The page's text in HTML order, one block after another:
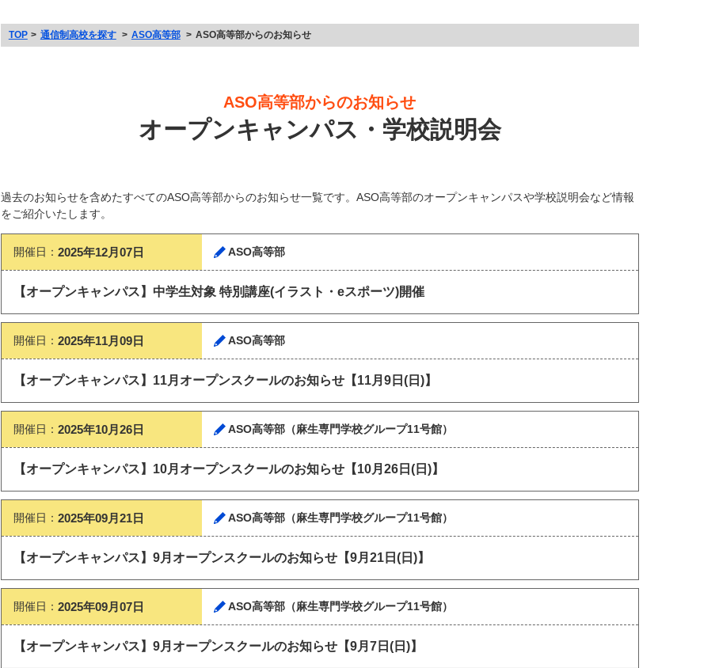
TOP 通信制高校を探す ASO高等部 ASO高等部からのお知らせ
ASO高等部からのお知らせ
オープンキャンパス・学校説明会
過去のお知らせを含めたすべてのASO高等部からのお知らせ一覧です。ASO高等部のオープンキャンパスや学校説明会など情報
をご紹介いたします。
開催日： 2025年12月07日 ASO高等部
【オープンキャンパス】中学生対象 特別講座(イラスト・eスポーツ)開催
開催日： 2025年11月09日 ASO高等部
【オープンキャンパス】11月オープンスクールのお知らせ【11月9日(日)】
開催日： 2025年10月26日 ASO高等部（麻生専門学校グループ11号館）
【オープンキャンパス】10月オープンスクールのお知らせ【10月26日(日)】
開催日： 2025年09月21日 ASO高等部（麻生専門学校グループ11号館）
【オープンキャンパス】9月オープンスクールのお知らせ【9月21日(日)】
開催日： 2025年09月07日 ASO高等部（麻生専門学校グループ11号館）
【オープンキャンパス】9月オープンスクールのお知らせ【9月7日(日)】